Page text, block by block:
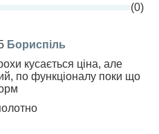
(0)
Бориспіль
кусається ціна, але
по функціоналу поки що